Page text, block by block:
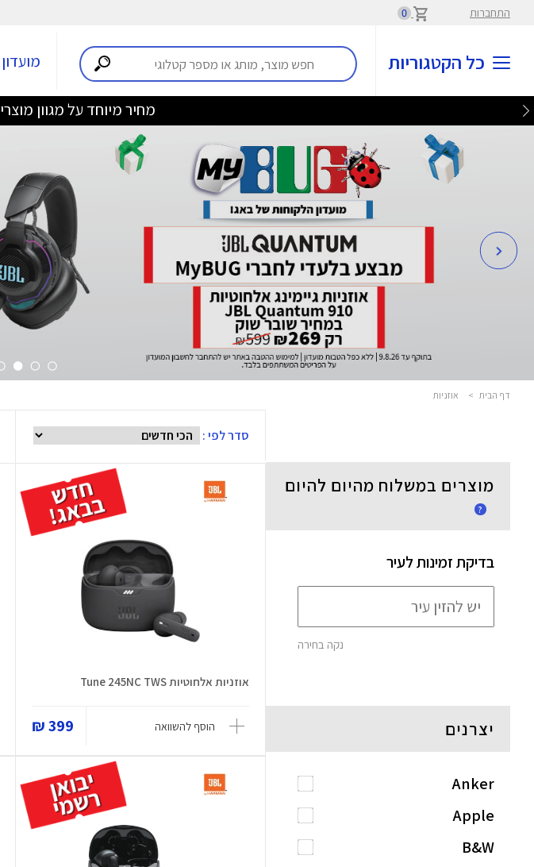
התחברות 0
כל הקטגוריות מועדון My Bug
מחיר מיוחד על מגוון מוצרי PETKIT לחברי מועדון >>
דף הבית > אוזניות
סדר לפי :
אוזניות אלחוטיות Tune 245NC TWS
הוסף להשוואה 399 ₪
מוצרים במשלוח מהיום להיום
?
בדיקת זמינות לעיר
נקה בחירה
יצרנים
Anker
Apple
B&W